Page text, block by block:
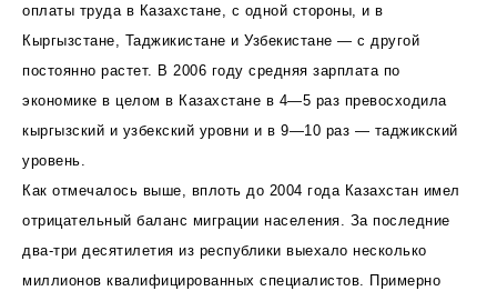
оплаты труда в Казахстане, с одной стороны, и в
Кыргызстане, Таджикистане и Узбекистане — с другой
постоянно растет. В 2006 году средняя зарплата по
экономике в целом в Казахстане в 4—5 раз превосходила
кыргызский и узбекский уровни и в 9—10 раз — таджикский
уровень.
Как отмечалось выше, вплоть до 2004 года Казахстан имел
отрицательный баланс миграции населения. За последние
два-три десятилетия из республики выехало несколько
миллионов квалифицированных специалистов. Примерно